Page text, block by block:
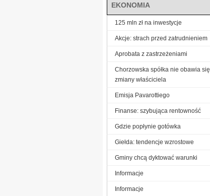
EKONOMIA
125 mln zł na inwestycje
Akcje: strach przed zatrudnieniem
Aprobata z zastrzeżeniami
Chorzowska spółka nie obawia się
zmiany właściciela
Emisja Pavarottiego
Finanse: szybująca rentowność
Gdzie popłynie gotówka
Giełda: tendencje wzrostowe
Gminy chcą dyktować warunki
Informacje
Informacje